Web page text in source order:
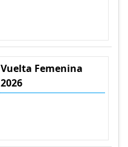
Vuelta Femenina
2026